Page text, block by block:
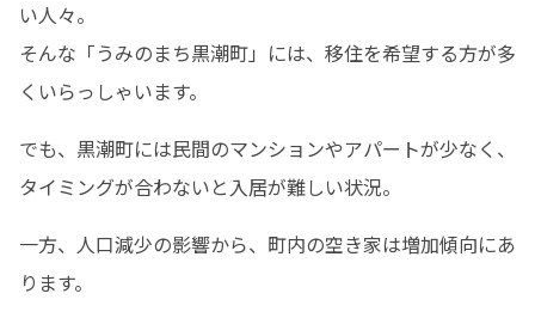
い人々。
そんな「うみのまち黒潮町」には、移住を希望する方が多
くいらっしゃいます。
でも、黒潮町には民間のマンションやアパートが少なく、
タイミングが合わないと入居が難しい状況。
一方、人口減少の影響から、町内の空き家は増加傾向にあ
ります。